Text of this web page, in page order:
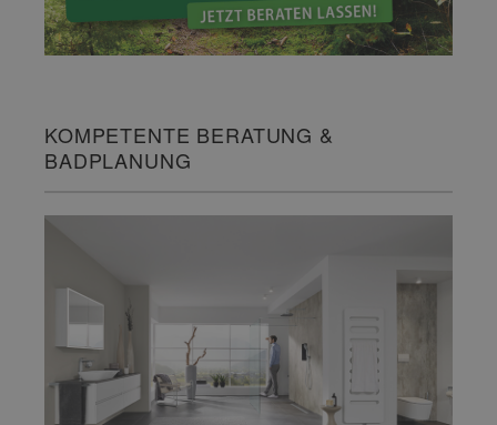
KOMPETENTE BERATUNG &
BADPLANUNG